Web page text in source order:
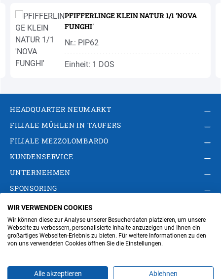
PFIFFERLINGE KLEIN NATUR 1/1 'NOVA
FUNGHI'
Nr.: PIP62
Einheit: 1 DOS
HEADQUARTER NEUMARKT
FILIALE MÜHLEN IN TAUFERS
FILIALE MEZZOLOMBARDO
KUNDENSERVICE
UNTERNEHMEN
SPONSORING
AGB Privacy Policy
Impressum
Cookie-Einstellungen ändern
Verwaltung
WIR VERWENDEN COOKIES
Wir können diese zur Analyse unserer Besucherdaten platzieren, um unsere
Webseite zu verbessern, personalisierte Inhalte anzuzeigen und Ihnen ein
großartiges Webseiten-Erlebnis zu bieten. Für weitere Informationen zu den
von uns verwendeten Cookies öffnen Sie die Einstellungen.
Alle akzeptieren Ablehnen